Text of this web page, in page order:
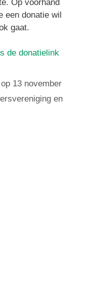
Op voorhand
een donatie wil
gaat.
de donatielink
13 november
en